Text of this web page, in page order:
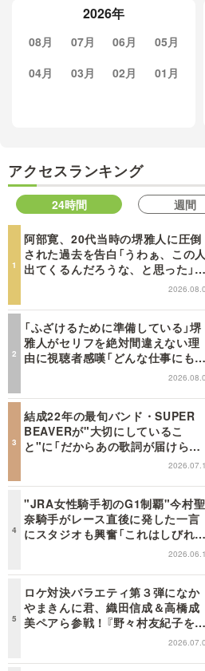
2026年
08月 07月 06月
05月
04月
03月 02月 01月
アクセスランキング
24時間 週間
阿部寛、20代当時の堺雅人に圧倒
された過去を告白「うわぁ、この人
出てくるんだろうな、と思った」
「ふざけるために準備している」堺
雅人がセリフを絶対間違えない理
由に視聴者感嘆「どんな仕事にも当
てはまる」【日曜日の初耳学】
結成22年の最旬バンド・SUPER
BEAVERが"大切にしているこ
と"に「だからあの歌詞が届けられ
るんだ」共感の声＜日曜日の初耳
"JRA女性騎手初のG1制覇"今村聖
奈騎手がレース直後に発した一言
にスタジオも興奮「これはしびれ
ロケ対決バラエティ第３弾になか
やまきんに君、織田信成＆高橋成
美ペアら参戦！『野々村友紀子を黙
らせろ！』１２日（日）昼に放送！